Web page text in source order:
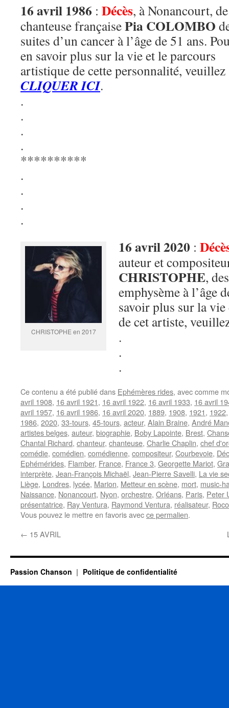
16 avril 1986 : Décès, à Nonancourt,
chanteuse françaisePia COLOMBO
suites d’un cancer à l’âge de 51 ans.
en savoir plus sur la vie et le parcours
artistique de cette personnalité, veuillez
CLIQUER ICI.
.
.
.
.
**********
.
.
.
.
CHRISTOPHE en 2017
16 avril 2020 :
auteur et
CHRISTOPHE,
emphysème à l’âge
savoir plus sur la
de cet artiste,
.
.
.
Ce contenu a été publié dans Ephémères rides, avec comme
avril 1908, 16 avril 1921, 16 avril 1922, 16 avril 1933, 16 avril
avril 1957, 16 avril 1986, 16 avril 2020, 1889, 1908, 1921, 1922
1986, 2020, 33-tours, 45-tours, acteur, Alain Braine, André
artistes belges, auteur, biographie, Boby Lapointe, Brest,
Chantal Richard, chanteur, chanteuse, Charlie Chaplin, chef
comédie, comédien, comédienne, compositeur, Courbevoie,
Ephémérides, Flamber, France, France 3, Georgette Mariot,
interprète, Jean-François Michaël, Jean-Pierre Savelli, La vie
Liège, Londres, lycée, Marion, Metteur en scène, mort, music-
Naissance, Nonancourt, Nyon, orchestre, Orléans, Paris, Peter
présentatrice, Ray Ventura, Raymond Ventura, réalisateur,
Vous pouvez le mettre en favoris avecce permalien.
← 15 AVRIL
Passion Chanson Politique de confidentialité